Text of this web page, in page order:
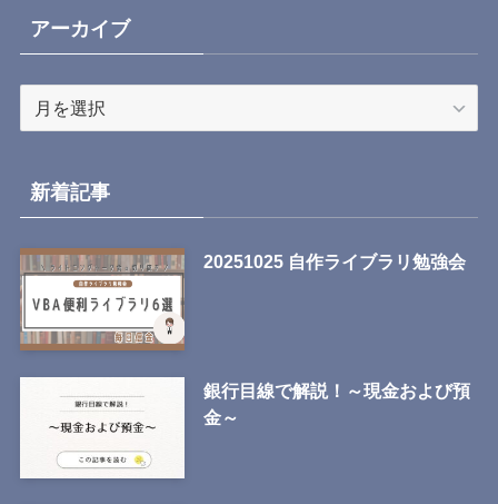
アーカイブ
イ
ブ
新着記事
20251025 自作ライブラリ勉強会
銀行目線で解説！～現金および預
金～